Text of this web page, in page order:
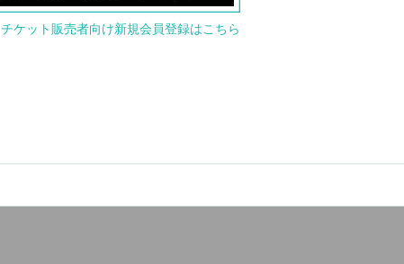
チケット販売者向け新規会員登録はこちら